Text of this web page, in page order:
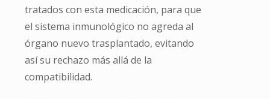
tratados con esta medicación, para que
el sistema inmunológico no agreda al
órgano nuevo trasplantado, evitando
así su rechazo más allá de la
compatibilidad.